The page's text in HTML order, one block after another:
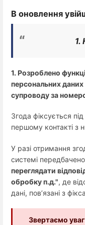
В оновлення
1.
1. Розроблено
персональних даних
супроводу за
Згода фіксується
першому контакті з
У разі отримання
системі
переглядати
обробку п.д.", де
дані, пов’язані з
Звертаємо